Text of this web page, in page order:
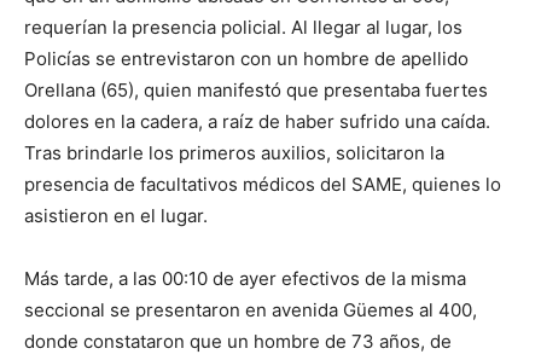
requerían la presencia policial. Al llegar al lugar, los
Policías se entrevistaron con un hombre de apellido
Orellana (65), quien manifestó que presentaba fuertes
dolores en la cadera, a raíz de haber sufrido una caída.
Tras brindarle los primeros auxilios, solicitaron la
presencia de facultativos médicos del SAME, quienes lo
asistieron en el lugar.
Más tarde, a las 00:10 de ayer efectivos de la misma
seccional se presentaron en avenida Güemes al 400,
donde constataron que un hombre de 73 años, de